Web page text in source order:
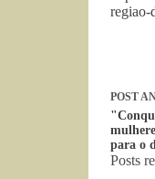
regiao-
POST
para o
Posts